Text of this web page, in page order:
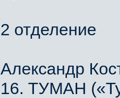
2 отделение
Александр
16. ТУМАН